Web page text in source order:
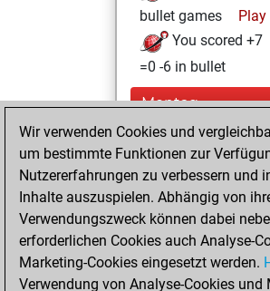
bullet games
Play
You scored +7
=0 -6 in bullet
Montag,
Dezember 1, 2025
You created
your Fritz account
Fritz
Donnerstag,
Juli 17, 2025
You played 1
Wir verwenden Cookies und
um bestimmte Funktionen zur
Nutzererfahrungen zu verbessern und
Inhalte auszuspielen. Abhängig von
Verwendungszweck können dabei
erforderlichen Cookies auch Analyse-
Marketing-Cookies eingesetzt werden.
Verwendung von Analyse-Cookies und